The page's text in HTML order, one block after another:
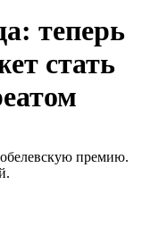
теперь
стать
премию.